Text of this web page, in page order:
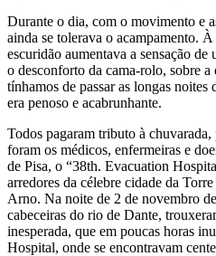
Durante o dia, com o movimento e
ainda se tolerava o acampamento.
escuridão aumentava a sensação
o desconforto da cama-rolo, sobre a
tínhamos de passar as longas
era penoso e acabrunhante.
Todos pagaram tributo à
foram os médicos, enfermeiras e
de Pisa, o “38th. Evacuation
arredores da célebre cidade da
Arno. Na noite de 2 de novembro
cabeceiras do rio de Dante,
inesperada, que em poucas horas
Hospital, onde se encontravam